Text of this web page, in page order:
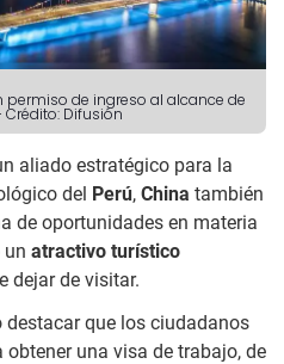
de ingreso al alcance de
Crédito: Difusión
aliado estratégico para la
del Perú, China también
de oportunidades en materia
un atractivo turístico
dejar de visitar.
destacar que los ciudadanos
una visa de trabajo, de